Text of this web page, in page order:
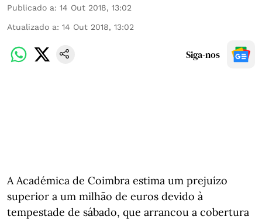
Publicado a: 14 Out 2018, 13:02
Atualizado a: 14 Out 2018, 13:02
Siga-nos
A Académica de Coimbra estima um prejuízo
superior a um milhão de euros devido à
tempestade de sábado, que arrancou a cobertura